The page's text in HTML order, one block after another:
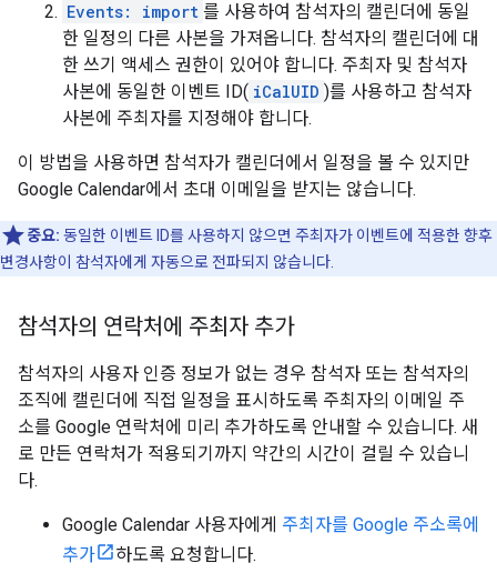
Events: import 를 사용하여 참석자의 캘린더에 동일
한 일정의 다른 사본을 가져옵니다. 참석자의 캘린더에 대
한 쓰기 액세스 권한이 있어야 합니다. 주최자 및 참석자
사본에 동일한 이벤트 ID( iCalUID )를 사용하고 참석자
사본에 주최자를 지정해야 합니다.
이 방법을 사용하면 참석자가 캘린더에서 일정을 볼 수 있지만
Google Calendar에서 초대 이메일을 받지는 않습니다.
중요: 동일한 이벤트 ID를 사용하지 않으면 주최자가 이벤트에 적용한 향후
변경사항이 참석자에게 자동으로 전파되지 않습니다.
참석자의 연락처에 주최자 추가
참석자의 사용자 인증 정보가 없는 경우 참석자 또는 참석자의
조직에 캘린더에 직접 일정을 표시하도록 주최자의 이메일 주
소를 Google 연락처에 미리 추가하도록 안내할 수 있습니다. 새
로 만든 연락처가 적용되기까지 약간의 시간이 걸릴 수 있습니
다.
Google Calendar 사용자에게 주최자를 Google 주소록에
추가
하도록 요청합니다.